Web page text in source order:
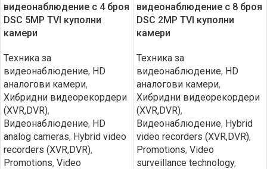
видеонаблюдение с 4 броя
DSC 5MP TVI куполни
камери
Техника за
видеонаблюдение, HD
aналогови камери,
Хибридни видеорекордери
(XVR,DVR),
Видеонаблюдение, HD
analog cameras, Hybrid video
recorders (XVR,DVR),
Promotions, Video
видеонаблюдение с 8 броя
DSC 2MP TVI куполни
камери
Техника за
видеонаблюдение, HD
aналогови камери,
Хибридни видеорекордери
(XVR,DVR),
Видеонаблюдение, Hybrid
video recorders (XVR,DVR),
Promotions, Video
surveillance technology,